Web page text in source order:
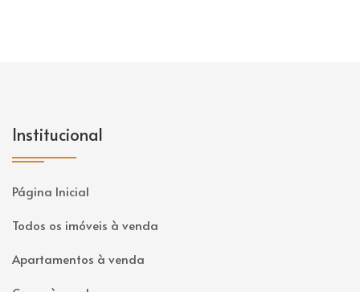
Institucional
Página Inicial
Todos os imóveis à venda
Apartamentos à venda